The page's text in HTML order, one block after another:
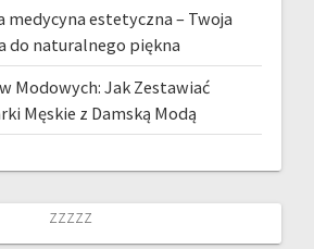
medycyna estetyczna – Twoja
do naturalnego piękna
Modowych: Jak Zestawiać
Męskie z Damską Modą
zzzzz